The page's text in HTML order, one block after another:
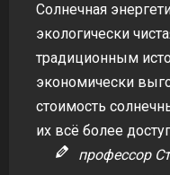
Солнечная
экологически
традиционным
экономически
стоимость
их всё более
профессор